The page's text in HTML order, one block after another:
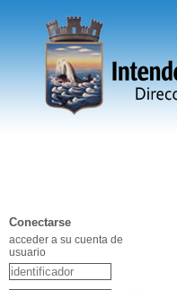
Conectarse
acceder a su cuenta de
usuario